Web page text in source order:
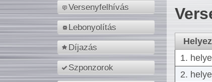
Versenyfelhívás
Lebonyolítás
Díjazás
Szponzorok
1.
2.